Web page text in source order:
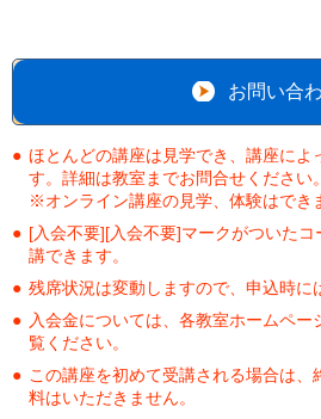
お問い合
ほとんどの講座は見学でき、講座によ
す。詳細は教室までお問合せください。
※オンライン講座の見学、体験はでき
[入会不要][入会不要]マークがついた
講できます。
残席状況は変動しますので、申込時に
入会金については、各教室ホームペ
覧ください。
この講座を初めて受講される場合は
料はいただきません。